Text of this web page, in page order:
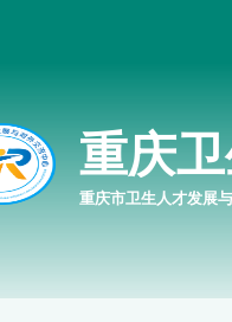
重庆
重庆市卫生人才发展